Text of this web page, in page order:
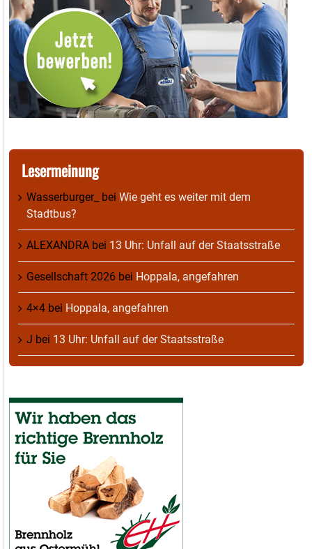
Lesermeinung
Wasserburger_ bei Wie geht es weiter mit dem
Stadtbus?
ALEXANDRA bei 13 Uhr: Unfall auf der Staatsstraße
Gesellschaft 2026 bei Hoppala, angefahren
4×4 bei Hoppala, angefahren
J bei 13 Uhr: Unfall auf der Staatsstraße